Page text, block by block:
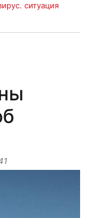
ситуация